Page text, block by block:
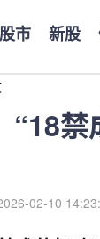
股市 新股
“18
02-10